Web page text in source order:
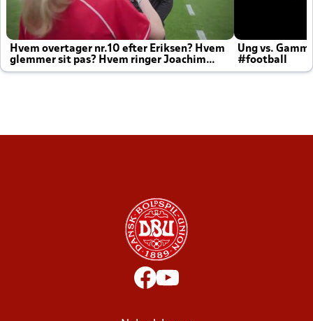
Hvem overtager nr.10 efter Eriksen? Hvem
glemmer sit pas? Hvem ringer Joachim
altid til efter kampe?
Ung vs.
#football